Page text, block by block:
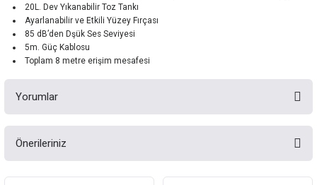
20L. Dev Yıkanabilir Toz Tankı
Ayarlanabilir ve Etkili Yüzey Fırçası
85 dB’den Dşük Ses Seviyesi
5m. Güç Kablosu
Toplam 8 metre erişim mesafesi
Yorumlar
Önerileriniz
Bu ürünün fiyat bilgisi, resim, ürün açıklamalarında ve diğer konularda